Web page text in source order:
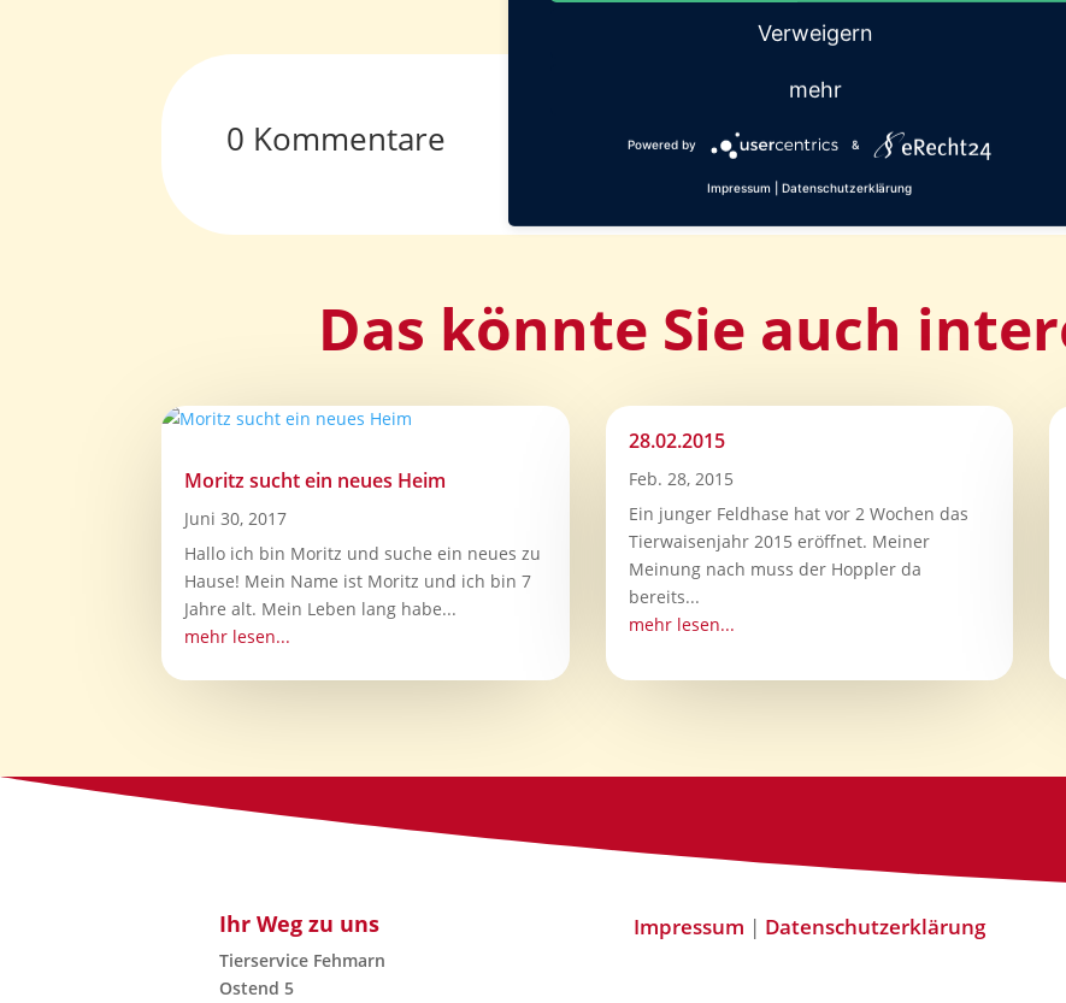
0 Kommentare
Das könnte Sie auch
Moritz sucht ein neues Heim
Juni 30, 2017
Hallo ich bin Moritz und suche ein neues zu
Hause! Mein Name ist Moritz und ich bin 7
Jahre alt. Mein Leben lang habe...
mehr lesen...
28.02.2015
Feb. 28, 2015
Ein junger Feldhase hat vor 2 Wochen das
Tierwaisenjahr 2015 eröffnet. Meiner
Meinung nach muss der Hoppler da
bereits...
mehr lesen...
Ihr Weg zu uns
Tierservice Fehmarn
Ostend 5
Impressum | Datenschutzerklärung
Verweigern
mehr
Powered by &
Impressum Datenschutzerklärung